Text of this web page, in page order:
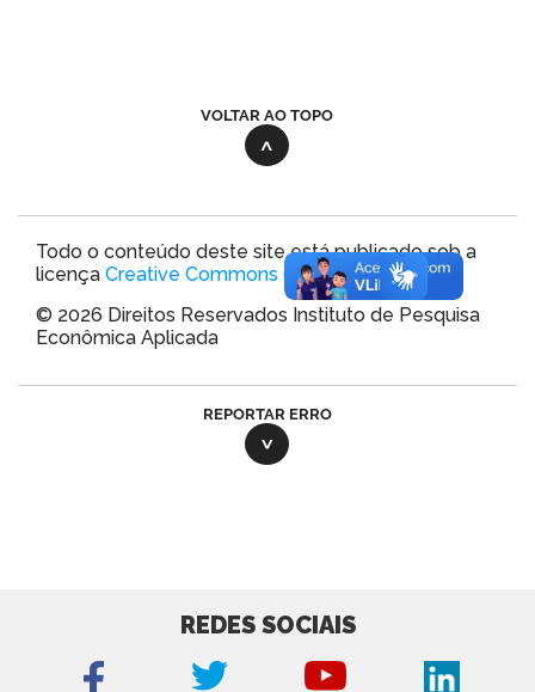
VOLTAR AO TOPO
Todo o conteúdo deste site está publicado sob a
licença Creative Commons CC 3.0 Brasil.
© 2026 Direitos Reservados Instituto de Pesquisa
Econômica Aplicada
REPORTAR ERRO
REDES SOCIAIS